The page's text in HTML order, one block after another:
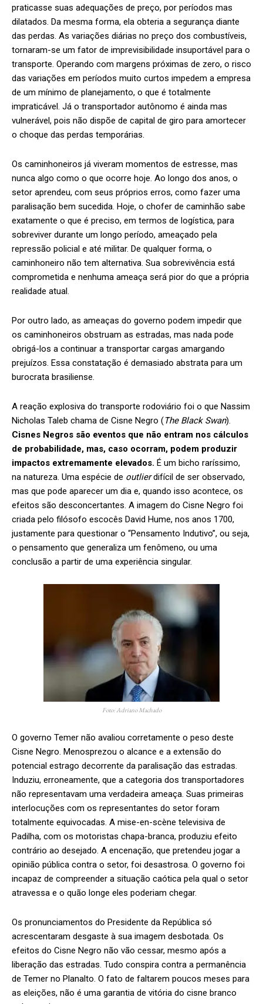
praticasse suas adequações de preço, por períodos mas
dilatados. Da mesma forma, ela obteria a segurança diante
das perdas. As variações diárias no preço dos combustíveis,
tornaram-se um fator de imprevisibilidade insuportável para o
transporte. Operando com margens próximas de zero, o risco
das variações em períodos muito curtos impedem a empresa
de um mínimo de planejamento, o que é totalmente
impraticável. Já o transportador autônomo é ainda mas
vulnerável, pois não dispõe de capital de giro para amortecer
o choque das perdas temporárias.
Os caminhoneiros já viveram momentos de estresse, mas
nunca algo como o que ocorre hoje. Ao longo dos anos, o
setor aprendeu, com seus próprios erros, como fazer uma
paralisação bem sucedida. Hoje, o chofer de caminhão sabe
exatamente o que é preciso, em termos de logística, para
sobreviver durante um longo período, ameaçado pela
repressão policial e até militar. De qualquer forma, o
caminhoneiro não tem alternativa. Sua sobrevivência está
comprometida e nenhuma ameaça será pior do que a própria
realidade atual.
Por outro lado, as ameaças do governo podem impedir que
os caminhoneiros obstruam as estradas, mas nada pode
obrigá-los a continuar a transportar cargas amargando
prejuízos. Essa constatação é demasiado abstrata para um
burocrata brasiliense.
A reação explosiva do transporte rodoviário foi o que Nassim
Nicholas Taleb chama de Cisne Negro (The Black Swan).
Cisnes Negros são eventos que não entram nos cálculos
de probabilidade, mas, caso ocorram, podem produzir
impactos extremamente elevados. É um bicho raríssimo,
na natureza. Uma espécie de outlierdifícil de ser observado,
mas que pode aparecer um dia e, quando isso acontece, os
efeitos são desconcertantes. A imagem do Cisne Negro foi
criada pelo filósofo escocês David Hume, nos anos 1700,
justamente para questionar o “Pensamento Indutivo”, ou seja,
o pensamento que generaliza um fenômeno, ou uma
conclusão a partir de uma experiência singular.
Foto: Adriano Machado
O governo Temer não avaliou corretamente o peso deste
Cisne Negro. Menosprezou o alcance e a extensão do
potencial estrago decorrente da paralisação das estradas.
Induziu, erroneamente, que a categoria dos transportadores
não representavam uma verdadeira ameaça. Suas primeiras
interlocuções com os representantes do setor foram
totalmente equivocadas. A mise-en-scène televisiva de
Padilha, com os motoristas chapa-branca, produziu efeito
contrário ao desejado. A encenação, que pretendeu jogar a
opinião pública contra o setor, foi desastrosa. O governo foi
incapaz de compreender a situação caótica pela qual o setor
atravessa e o quão longe eles poderiam chegar.
Os pronunciamentos do Presidente da República só
acrescentaram desgaste à sua imagem desbotada. Os
efeitos do Cisne Negro não vão cessar, mesmo após a
liberação das estradas. Tudo conspira contra a permanência
de Temer no Planalto. O fato de faltarem poucos meses para
as eleições, não é uma garantia de vitória do cisne branco